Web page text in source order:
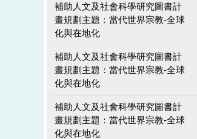
補助人文及社會科學研究圖書計
畫規劃主題：當代世界宗教-全球
化與在地化
補助人文及社會科學研究圖書計
畫規劃主題：當代世界宗教-全球
化與在地化
補助人文及社會科學研究圖書計
畫規劃主題：當代世界宗教-全球
化與在地化